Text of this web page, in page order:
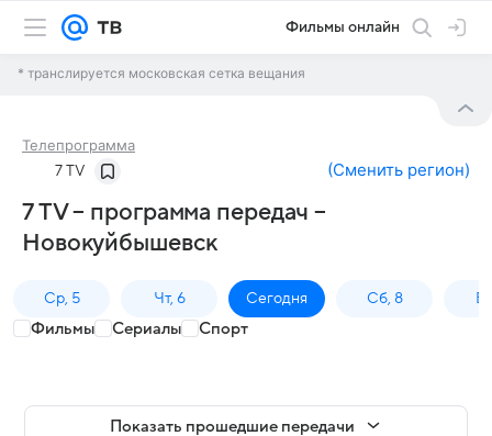
Фильмы онлайн
* транслируется московская сетка вещания
Телепрограмма
7 TV (Сменить регион)
7 TV – программа передач –
Новокуйбышевск
Ср, 5 Чт, 6 Сегодня Сб, 8
Фильмы Сериалы Спорт
Показать прошедшие передачи